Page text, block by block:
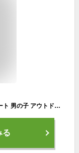
キッズ マウンテンパーカー 子供用 アウター コート 男の子 アウトドアジャケット フード付き ウインドブレーカー 春秋冬 子ども 登山 ウィンドシェルジャケット レインコート 男女児兼用軽量 防風 防寒 撥水 遠足旅行 綿裏地 ブルー130cm
る